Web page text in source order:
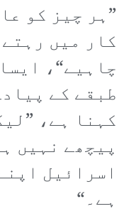
”ہر چیز کو
کار میں
چاہیے“،
طبقے کے
کہنا ہے،
پیچھے نہیں
اسرائیل
ہے۔“